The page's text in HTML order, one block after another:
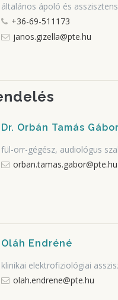
általános ápoló és asszisztens
+36-69-511173
janos.gizella@pte.hu
Dr. Orbán Tamás Gábor
fül-orr-gégész, audiológus
orban.tamas.gabor@pte.hu
Oláh Endréné
klinikai elektrofiziológiai
olah.endrene@pte.hu